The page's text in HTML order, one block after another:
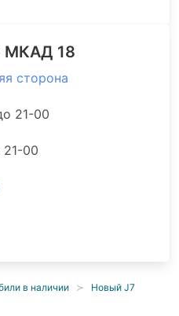
МКАД 18
сторона
21-00
00
в наличии
Новый J7